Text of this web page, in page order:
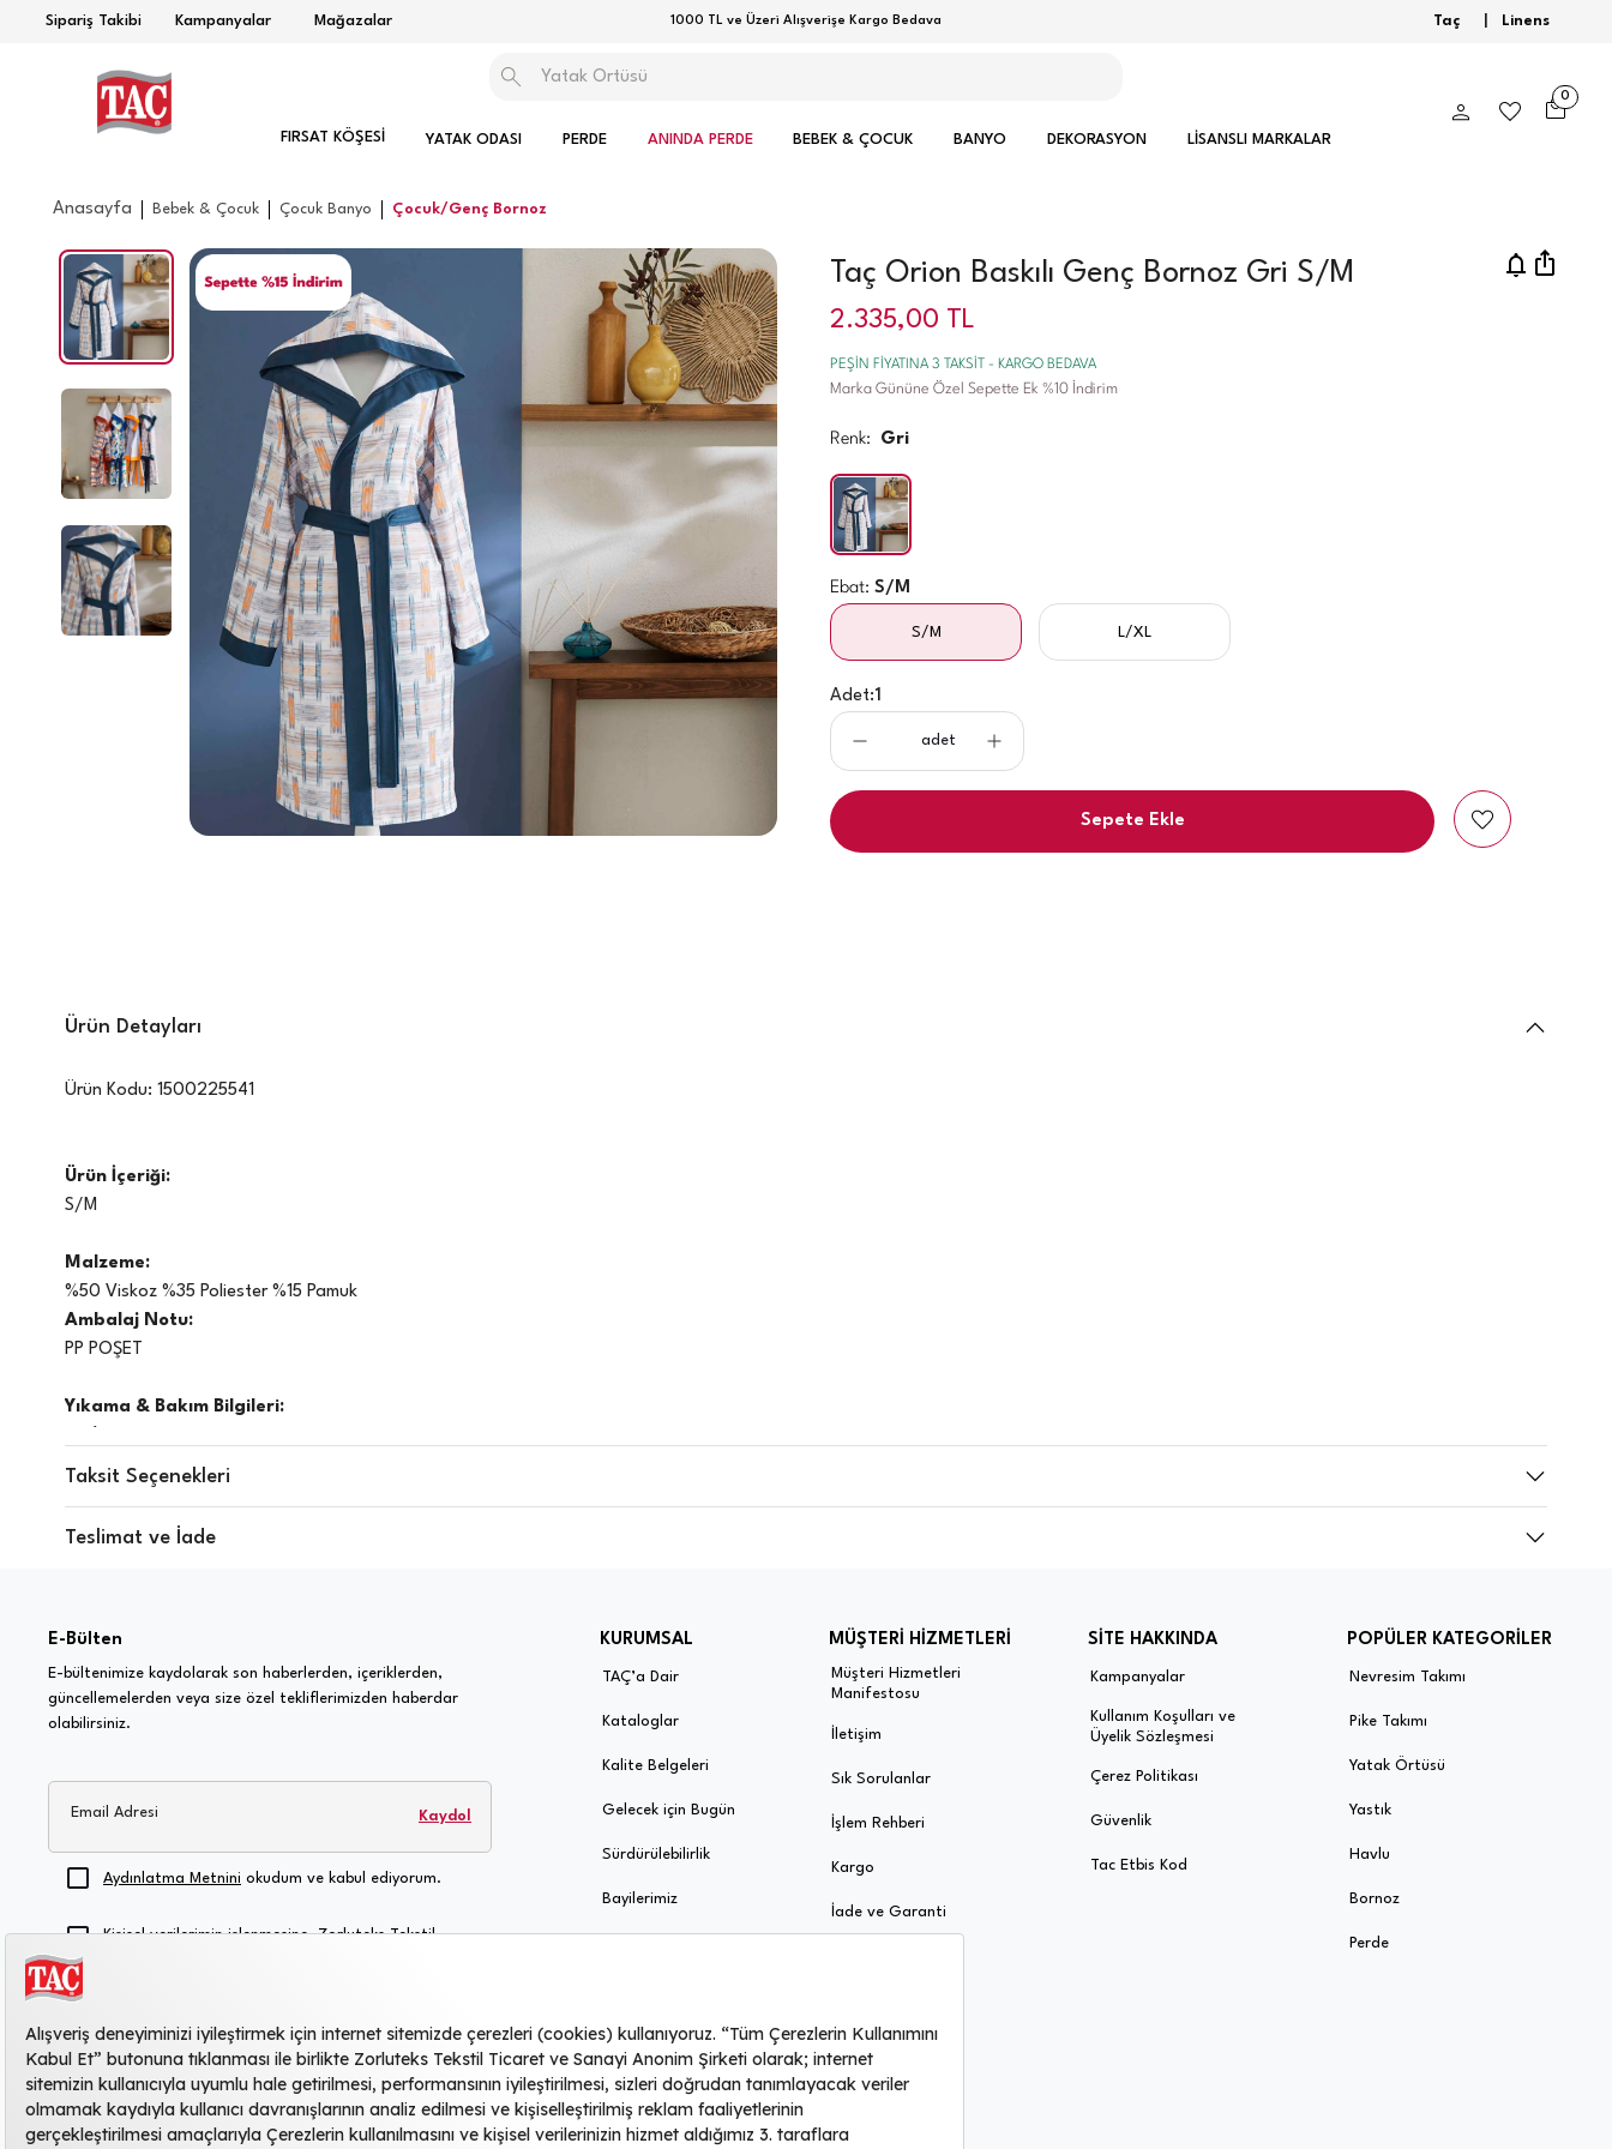
Sipariş Takibi Kampanyalar Mağazalar 1000 TL ve Üzeri Alışverişe Kargo Bedava Taç Linens
FIRSAT KÖŞESİ YATAK ODASI PERDE ANINDA PERDE BEBEK & ÇOCUK BANYO DEKORASYON LİSANSLI MARKALAR
0
Anasayfa Bebek & Çocuk Çocuk Banyo Çocuk/Genç Bornoz
Taç Orion Baskılı Genç Bornoz Gri S/M
2.335,00 TL
PEŞİN FİYATINA 3 TAKSİT - KARGO BEDAVA
Marka Gününe Özel Sepette Ek %10 İndirim
Renk: Gri
Ebat: S/M
S/M L/XL
Adet:1
adet
Sepete Ekle
Ürün Detayları
Ürün Kodu: 1500225541
Ürün İçeriği:
S/M
Malzeme:
%50 Viskoz %35 Poliester %15 Pamuk
Ambalaj Notu:
PP POŞET
Yıkama & Bakım Bilgileri:
Ağartıcı kullanmayınız
Hassas Kuru temizleme P
Taksit Seçenekleri
Teslimat ve İade
E-Bülten
E-bültenimize kaydolarak son haberlerden, içeriklerden,
güncellemelerden veya size özel tekliflerimizden haberdar
olabilirsiniz.
Email Adresi Kaydol
Aydınlatma Metnini okudum ve kabul ediyorum.
Kişisel verilerimin işlenmesine, Zorluteks Tekstil
kullanılmasına, saklanmasına ve yurtdışı ve/veya
yurtiçi hizmet sağlayıcı üçüncü kişilerle paylaşılmasına
açık rıza veriyorum .
KURUMSAL
TAÇ’a Dair
Kataloglar
Kalite Belgeleri
Gelecek için Bugün
Sürdürülebilirlik
Bayilerimiz
MÜŞTERİ HİZMETLERİ
Müşteri Hizmetleri
Manifestosu
İletişim
Sık Sorulanlar
İşlem Rehberi
Kargo
İade ve Garanti
SİTE HAKKINDA
Kampanyalar
Kullanım Koşulları ve
Üyelik Sözleşmesi
Çerez Politikası
Güvenlik
Tac Etbis Kod
POPÜLER KATEGORİLER
Nevresim Takımı
Pike Takımı
Yatak Örtüsü
Yastık
Havlu
Bornoz
Perde